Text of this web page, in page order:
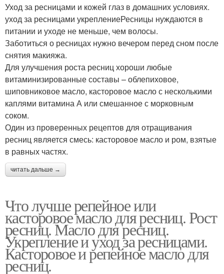
Уход за ресницами и кожей глаз в домашних условиях.
уход за ресницами укреплениеРесницы нуждаются в
питании и уходе не меньше, чем волосы.
Заботиться о ресницах нужно вечером перед сном после
снятия макияжа.
Для улучшения роста ресниц хороши любые
витаминизированные составы – облепиховое,
шиповниковое масло, касторовое масло с несколькими
каплями витамина А или смешанное с морковным
соком.
Один из проверенных рецептов для отращивания
ресниц является смесь: касторовое масло и ром, взятые
в равных частях.
читать дальше →
Что лучше репейное или
касторовое масло для ресниц. Рост
ресниц. Масло для ресниц.
Укрепление и уход за ресницами.
Касторовое и репейное масло для
ресниц.